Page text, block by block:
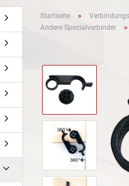
Startseite »
Andere Spezialverbinder »